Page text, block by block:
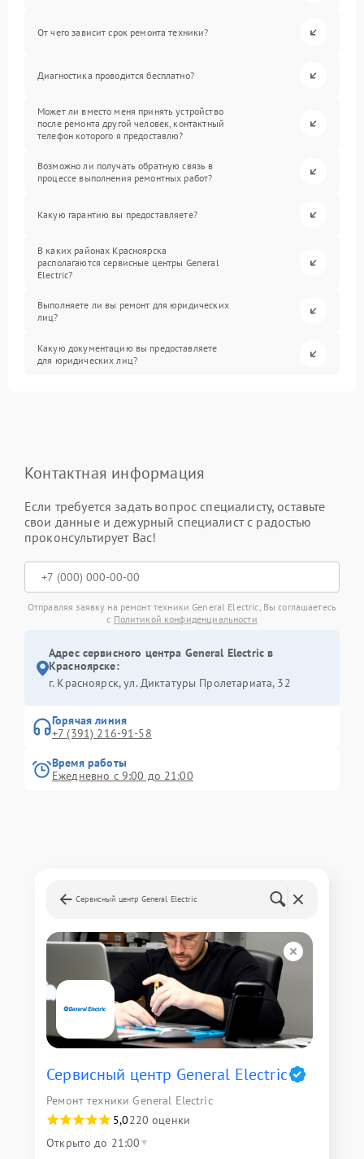
От чего зависит срок ремонта техники?
Диагностика проводится бесплатно?
Может ли вместо меня принять устройство
после ремонта другой человек, контактный
телефон которого я предоставлю?
Возможно ли получать обратную связь в
процессе выполнения ремонтных работ?
Какую гарантию вы предоставляете?
В каких районах Красноярска
располагаются сервисные центры General
Electric?
Выполняете ли вы ремонт для юридических
лиц?
Какую документацию вы предоставляете
для юридических лиц?
Контактная информация
Если требуется задать вопрос специалисту, оставьте
свои данные и дежурный специалист с радостью
проконсультирует Вас!
Отправляя заявку на ремонт техники General Electric, Вы соглашаетесь
с Политикой конфиденциальности
Адрес сервисного центра General Electric в
Красноярске:
г. Красноярск, ул. Диктатуры Пролетариата, 32
Горячая линия
+7 (391) 216-91-58
Время работы
Ежедневно с 9:00 до 21:00
Сервисный центр General Electric
Сервисный центр General Electric
Ремонт техники General Electric
5,0220 оценки
Открыто до 21:00